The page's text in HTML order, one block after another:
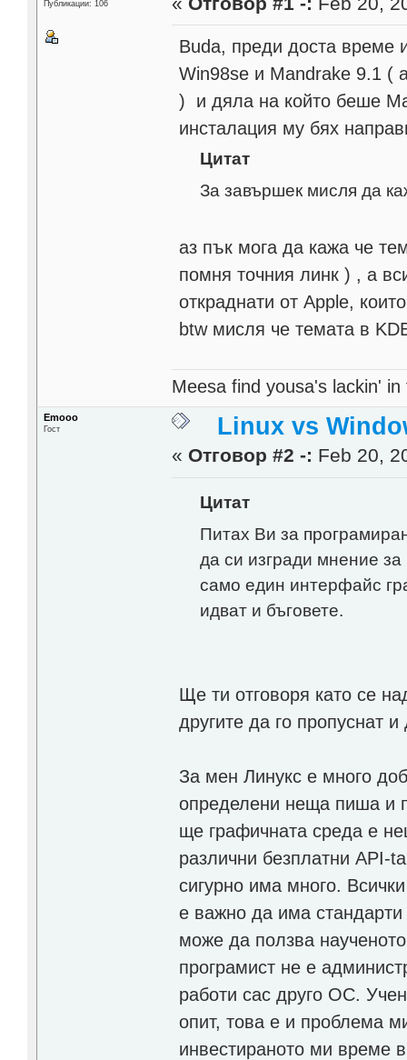
Публикации: 106
Buda, преди доста време
Win98se и Mandrake 9.1 (
) и дяла на който беше
инсталация му бях
Цитат
За завършек мисля да
аз пък мога да кажа че
помня точния линк ) , а
откраднати от Apple,
btw мисля че темата в
Meesa find yousa's lackin'
Emooo
Гост Linux vs
« Отговор #2 -: Feb 20,
Цитат
Питах Ви за
да си изгради мнение за
само един интерфайс
идват и бъговете.
Ще ти отговоря като се
другите да го пропуснат
За мен Линукс е много
определени неща пиша и
ще графичната среда е
различни безплатни API-
сигурно има много.
е важно да има
може да ползва
програмист не е
работи сас друго ОС.
опит, това е и проблема
инвестираното ми време